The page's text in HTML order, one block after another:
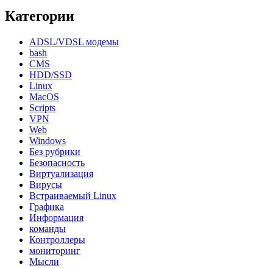
Категории
ADSL/VDSL модемы
bash
CMS
HDD/SSD
Linux
MacOS
Scripts
VPN
Web
Windows
Без рубрики
Безопасность
Виртуализация
Вирусы
Встраиваемый Linux
Графика
Информация
команды
Контроллеры
мониторинг
Мысли